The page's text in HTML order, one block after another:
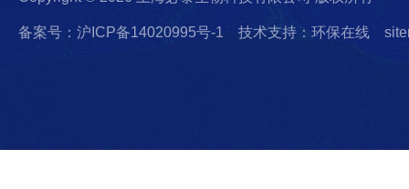
备案号：沪ICP备14020995号-1 技术支持：环保在线